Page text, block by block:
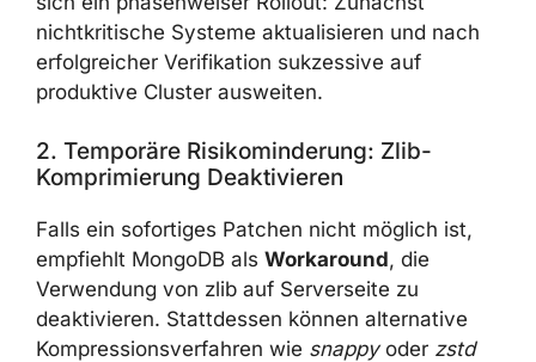
oder Staging-Umgebungen simulieren.
In Organisationen mit strengen SLA empfiehlt
nichtkritische Systeme aktualisieren und nach
erfolgreicher Verifikation sukzessive auf
2. Temporäre Risikominderung: Zlib-
Komprimierung Deaktivieren
Falls ein sofortiges Patchen nicht möglich ist,